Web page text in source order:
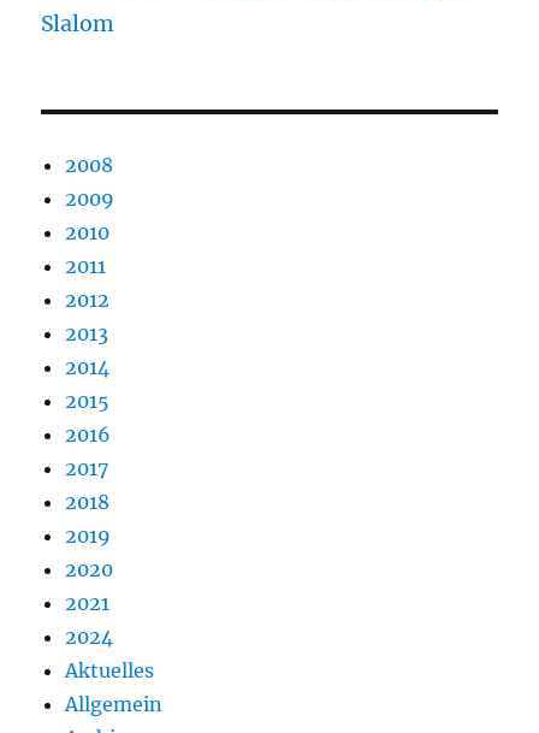
Slalom
2008
2009
2010
2011
2012
2013
2014
2015
2016
2017
2018
2019
2020
2021
2024
Aktuelles
Allgemein